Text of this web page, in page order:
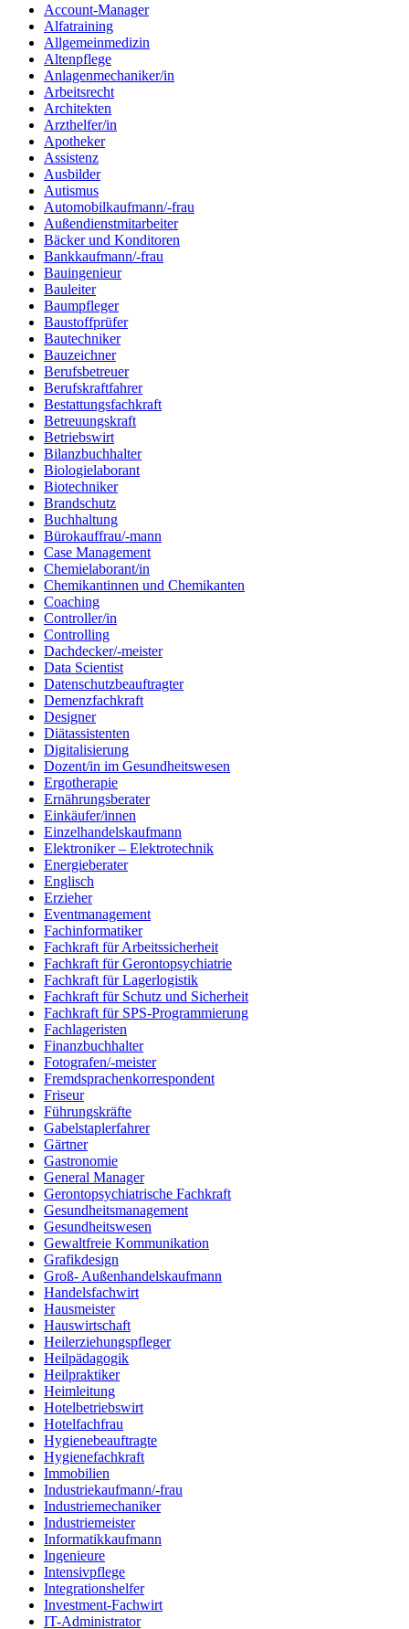
Account-Manager
Alfatraining
Allgemeinmedizin
Altenpflege
Anlagenmechaniker/in
Arbeitsrecht
Architekten
Arzthelfer/in
Apotheker
Assistenz
Ausbilder
Autismus
Automobilkaufmann/-frau
Außendienstmitarbeiter
Bäcker und Konditoren
Bankkaufmann/-frau
Bauingenieur
Bauleiter
Baumpfleger
Baustoffprüfer
Bautechniker
Bauzeichner
Berufsbetreuer
Berufskraftfahrer
Bestattungsfachkraft
Betreuungskraft
Betriebswirt
Bilanzbuchhalter
Biologielaborant
Biotechniker
Brandschutz
Buchhaltung
Bürokauffrau/-mann
Case Management
Chemielaborant/in
Chemikantinnen und Chemikanten
Coaching
Controller/in
Controlling
Dachdecker/-meister
Data Scientist
Datenschutzbeauftragter
Demenzfachkraft
Designer
Diätassistenten
Digitalisierung
Dozent/in im Gesundheitswesen
Ergotherapie
Ernährungsberater
Einkäufer/innen
Einzelhandelskaufmann
Elektroniker – Elektrotechnik
Energieberater
Englisch
Erzieher
Eventmanagement
Fachinformatiker
Fachkraft für Arbeitssicherheit
Fachkraft für Gerontopsychiatrie
Fachkraft für Lagerlogistik
Fachkraft für Schutz und Sicherheit
Fachkraft für SPS-Programmierung
Fachlageristen
Finanzbuchhalter
Fotografen/-meister
Fremdsprachenkorrespondent
Friseur
Führungskräfte
Gabelstaplerfahrer
Gärtner
Gastronomie
General Manager
Gerontopsychiatrische Fachkraft
Gesundheitsmanagement
Gesundheitswesen
Gewaltfreie Kommunikation
Grafikdesign
Groß- Außenhandelskaufmann
Handelsfachwirt
Hausmeister
Hauswirtschaft
Heilerziehungspfleger
Heilpädagogik
Heilpraktiker
Heimleitung
Hotelbetriebswirt
Hotelfachfrau
Hygienebeauftragte
Hygienefachkraft
Immobilien
Industriekaufmann/-frau
Industriemechaniker
Industriemeister
Informatikkaufmann
Ingenieure
Intensivpflege
Integrationshelfer
Investment-Fachwirt
IT-Administrator